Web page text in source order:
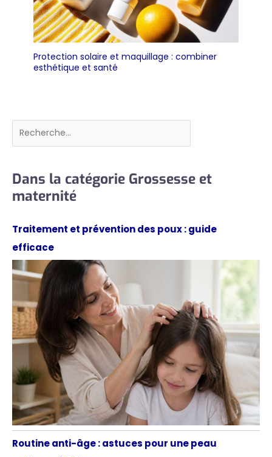
Protection solaire et maquillage : combiner
esthétique et santé
Rechercher
Dans la catégorie Grossesse et
maternité
Traitement et prévention des poux : guide
efficace
Routine anti-âge : astuces pour une peau